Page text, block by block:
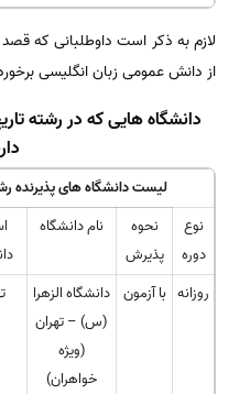
لازم به ذکر است داوطلبانی که
از دانش عمومی زبان انگلیسی
دانشگاه هایی که در رشته
لیست دانشگاه های پذیرنده
نوع
دوره
نحوه
پذیرش
نام دانشگاه
روزانه با آزمون دانشگاه الزهرا
(س) – تهران
(ویژه
خواهران)